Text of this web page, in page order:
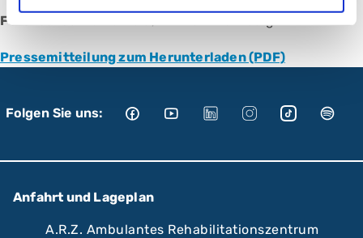
Foto:
Pressemitteilung zum Herunterladen (PDF)
Folgen Sie uns:
Anfahrt und Lageplan
A.R.Z. Ambulantes Rehabilitationszentrum